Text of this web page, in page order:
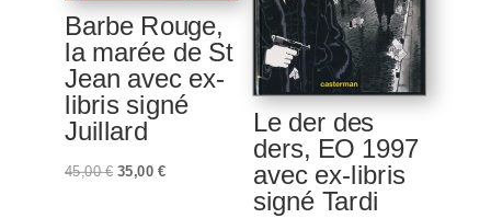
Barbe Rouge,
la marée de St
Jean avec ex-
libris signé
Juillard
45,00€ Le
35,00 €Le
Le der des
ders, EO 1997
avec ex-libris
signé Tardi